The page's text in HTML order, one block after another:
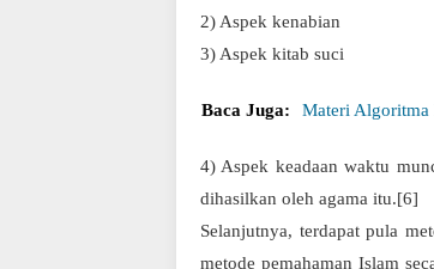
2) Aspek kenabian
3) Aspek kitab suci
Baca Juga: Materi Algoritma
4) Aspek keadaan waktu
dihasilkan oleh agama itu.[6]
Selanjutnya, terdapat pula
metode pemahaman Islam